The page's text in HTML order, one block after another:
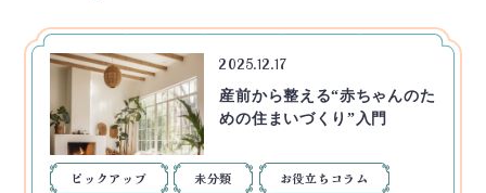
2025.12.17
産前から整える“赤ちゃんのた
めの住まいづくり”入門
ピックアップ 未分類 お役立ちコラム